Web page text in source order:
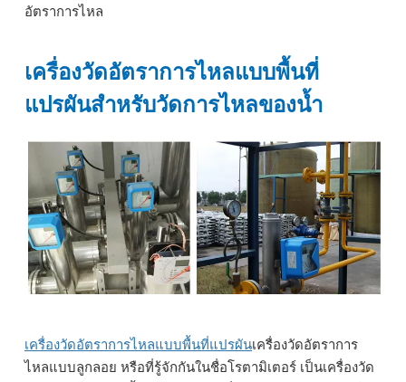
อัตราการไหล
เครื่องวัดอัตราการไหลแบบพื้นที่
แปรผันสำหรับวัดการไหลของน้ำ
เครื่องวัดอัตราการไหลแบบพื้นที่แปรผันเครื่องวัดอัตราการ
ไหลแบบลูกลอย หรือที่รู้จักกันในชื่อโรตามิเตอร์ เป็นเครื่องวัด